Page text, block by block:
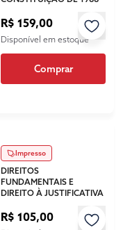
R$ 159,00
Disponível em estoque
Comprar
Impresso
DIREITOS
FUNDAMENTAIS E
DIREITO À JUSTIFICATIVA
R$ 105,00